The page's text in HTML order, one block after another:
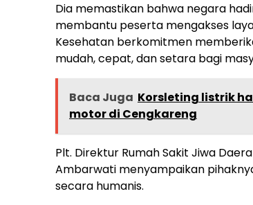
Dia memastikan bahwa negara
membantu peserta mengakses
Kesehatan berkomitmen
mudah, cepat, dan setara bagi
Baca Juga Korsleting listrik
motor di Cengkareng
Plt. Direktur Rumah Sakit Jiwa
Ambarwati menyampaikan
secara humanis.